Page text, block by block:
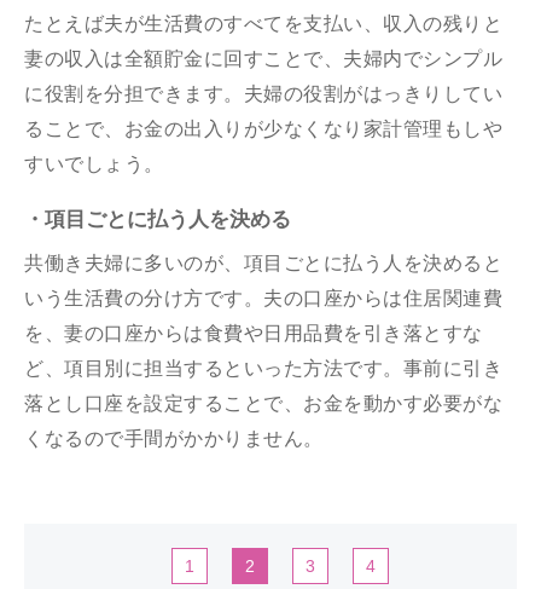
たとえば夫が生活費のすべてを支払い、収入の残りと
妻の収入は全額貯金に回すことで、夫婦内でシンプル
に役割を分担できます。夫婦の役割がはっきりしてい
ることで、お金の出入りが少なくなり家計管理もしや
すいでしょう。
・項目ごとに払う人を決める
共働き夫婦に多いのが、項目ごとに払う人を決めると
いう生活費の分け方です。夫の口座からは住居関連費
を、妻の口座からは食費や日用品費を引き落とすな
ど、項目別に担当するといった方法です。事前に引き
落とし口座を設定することで、お金を動かす必要がな
くなるので手間がかかりません。
1 2 3 4